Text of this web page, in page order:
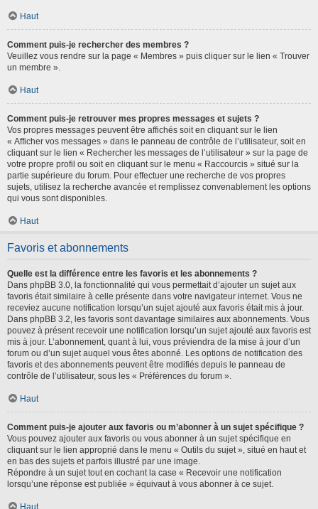
Haut
Comment puis-je rechercher des membres ?
Veuillez vous rendre sur la page « Membres » puis cliquer sur le lien « Trouver
un membre ».
Haut
Comment puis-je retrouver mes propres messages et sujets ?
Vos propres messages peuvent être affichés soit en cliquant sur le lien
« Afficher vos messages » dans le panneau de contrôle de l’utilisateur, soit en
cliquant sur le lien « Rechercher les messages de l’utilisateur » sur la page de
votre propre profil ou soit en cliquant sur le menu « Raccourcis » situé sur la
partie supérieure du forum. Pour effectuer une recherche de vos propres
sujets, utilisez la recherche avancée et remplissez convenablement les options
qui vous sont disponibles.
Haut
Favoris et abonnements
Quelle est la différence entre les favoris et les abonnements ?
Dans phpBB 3.0, la fonctionnalité qui vous permettait d’ajouter un sujet aux
favoris était similaire à celle présente dans votre navigateur internet. Vous ne
receviez aucune notification lorsqu’un sujet ajouté aux favoris était mis à jour.
Dans phpBB 3.2, les favoris sont davantage similaires aux abonnements. Vous
pouvez à présent recevoir une notification lorsqu’un sujet ajouté aux favoris est
mis à jour. L’abonnement, quant à lui, vous préviendra de la mise à jour d’un
forum ou d’un sujet auquel vous êtes abonné. Les options de notification des
favoris et des abonnements peuvent être modifiés depuis le panneau de
contrôle de l’utilisateur, sous les « Préférences du forum ».
Haut
Comment puis-je ajouter aux favoris ou m’abonner à un sujet spécifique ?
Vous pouvez ajouter aux favoris ou vous abonner à un sujet spécifique en
cliquant sur le lien approprié dans le menu « Outils du sujet », situé en haut et
en bas des sujets et parfois illustré par une image.
Répondre à un sujet tout en cochant la case « Recevoir une notification
lorsqu’une réponse est publiée » équivaut à vous abonner à ce sujet.
Haut